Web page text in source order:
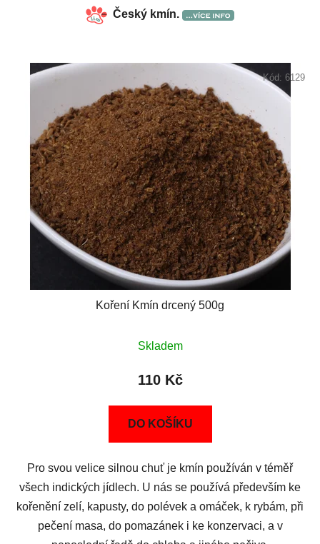
Český kmín.
Koření Kmín drcený 500g
Skladem
110 Kč
DO KOŠÍKU
Pro svou velice silnou chuť je kmín používán v téměř
všech indických jídlech. U nás se používá především ke
kořenění zelí, kapusty, do polévek a omáček, k rybám, při
pečení masa, do pomazánek i ke konzervaci, a v
Kód: 6129